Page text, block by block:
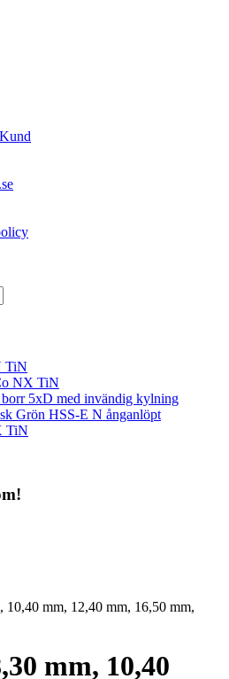
TiN
NX TiN
5xD med invändig kylning
Grön HSS-E N ånganlöpt
TiN
mm, 12,40 mm, 16,50 mm,
mm, 10,40